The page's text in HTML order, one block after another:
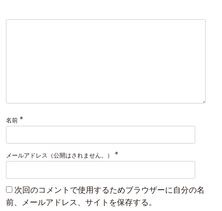
名前 *
メールアドレス（公開はされません。） *
次回のコメントで使用するためブラウザーに自分の名
前、メールアドレス、サイトを保存する。